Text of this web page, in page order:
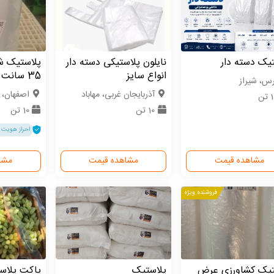
دسته دار
شیراز
مشاهده قیمت
نایلون پلاستیکی دسته دار
انواع سایز
آذربایجان غربی، مهاباد
10 تن
مشاهده قیمت
35 سانت 70 میکرون
10 تن
احراز
فروشنده ویژه